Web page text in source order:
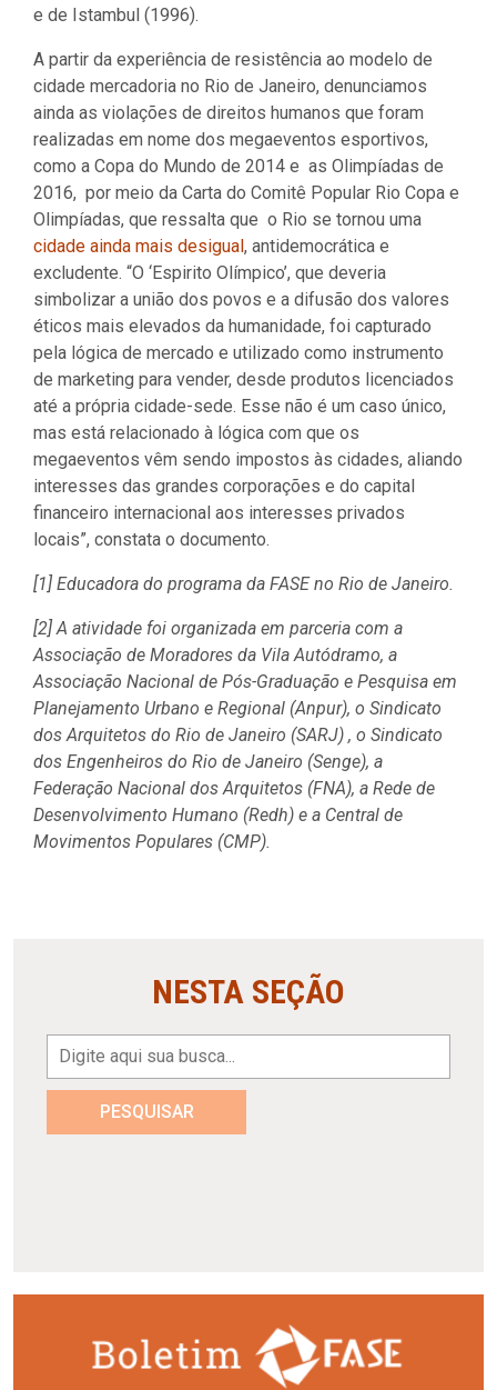
e de Istambul (1996).
A partir da experiência de resistência ao modelo de
cidade mercadoria no Rio de Janeiro, denunciamos
ainda as violações de direitos humanos que foram
realizadas em nome dos megaeventos esportivos,
como a Copa do Mundo de 2014 e as Olimpíadas de
2016, por meio da Carta do Comitê Popular Rio Copa e
Olimpíadas, que ressalta que o Rio se tornou uma
cidade ainda mais desigual, antidemocrática e
excludente. “O ‘Espirito Olímpico’, que deveria
simbolizar a união dos povos e a difusão dos valores
éticos mais elevados da humanidade, foi capturado
pela lógica de mercado e utilizado como instrumento
de marketing para vender, desde produtos licenciados
até a própria cidade-sede. Esse não é um caso único,
mas está relacionado à lógica com que os
megaeventos vêm sendo impostos às cidades, aliando
interesses das grandes corporações e do capital
financeiro internacional aos interesses privados
locais”, constata o documento.
[1] Educadora do programa da FASE no Rio de Janeiro.
[2] A atividade foi organizada em parceria com a
Associação de Moradores da Vila Autódramo, a
Associação Nacional de Pós-Graduação e Pesquisa em
Planejamento Urbano e Regional (Anpur), o Sindicato
dos Arquitetos do Rio de Janeiro (SARJ) , o Sindicato
dos Engenheiros do Rio de Janeiro (Senge), a
Federação Nacional dos Arquitetos (FNA), a Rede de
Desenvolvimento Humano (Redh) e a Central de
Movimentos Populares (CMP).
NESTA SEÇÃO
PESQUISAR